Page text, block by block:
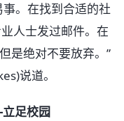
。在找到合适的社
人士发过邮件。在
是绝对不要放弃。”
说道。
足校园